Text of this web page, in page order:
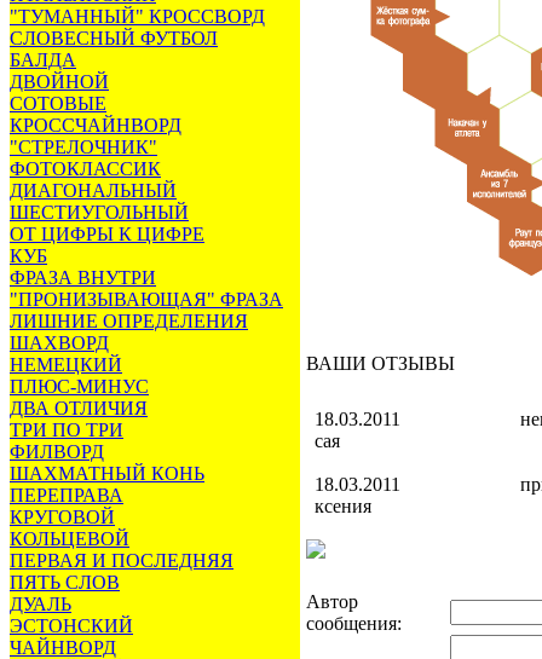
"ТУМАННЫЙ" КРОССВОРД
СЛОВЕСНЫЙ ФУТБОЛ
БАЛДА
ДВОЙНОЙ
СОТОВЫЕ
КРОССЧАЙНВОРД
"СТРЕЛОЧНИК"
ФОТОКЛАССИК
ДИАГОНАЛЬНЫЙ
ШЕСТИУГОЛЬНЫЙ
ОТ ЦИФРЫ К ЦИФРЕ
КУБ
ФРАЗА ВНУТРИ
"ПРОНИЗЫВАЮЩАЯ" ФРАЗА
ЛИШНИЕ ОПРЕДЕЛЕНИЯ
ШАХВОРД
НЕМЕЦКИЙ
ПЛЮС-МИНУС
ДВА ОТЛИЧИЯ
ТРИ ПО ТРИ
ФИЛВОРД
ШАХМАТНЫЙ КОНЬ
ПЕРЕПРАВА
КРУГОВОЙ
КОЛЬЦЕВОЙ
ПЕРВАЯ И ПОСЛЕДНЯЯ
ПЯТЬ СЛОВ
ДУАЛЬ
ЭСТОНСКИЙ
ЧАЙНВОРД
ВАШИ ОТЗЫВЫ
18.03.2011
сая
18.03.2011
ксения
Автор
сообщения: